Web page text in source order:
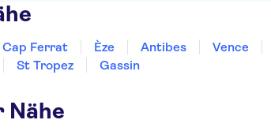
Cap Ferrat Èze Antibes Vence
St Tropez
Gassin